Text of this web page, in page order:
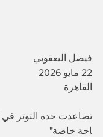
فيصل اليعقوبي
القاهرة
تصاعدت حدة التوتر في
احة خاصة"